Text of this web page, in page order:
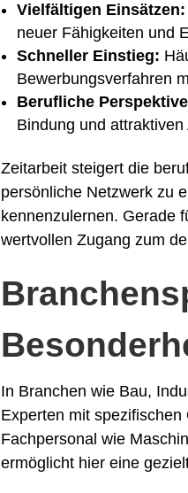
Vielfältigen Einsätzen:
neuer Fähigkeiten und
Schneller Einstieg:
Bewerbungsverfahren
Berufliche
Bindung und
Zeitarbeit steigert die
persönliche Netzwerk zu
kennenzulernen. Gerade
wertvollen Zugang zum
In Branchen wie Bau,
Experten mit
Fachpersonal wie
ermöglicht hier eine